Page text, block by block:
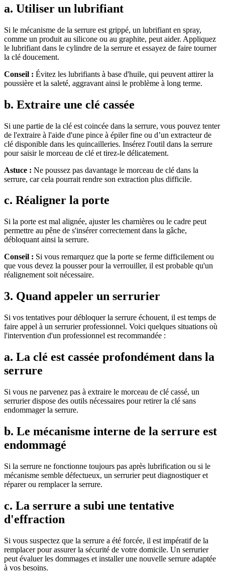
a. Utiliser un lubrifiant
Si le mécanisme de la serrure est grippé, un lubrifiant en spray,
comme un produit au silicone ou au graphite, peut aider. Appliquez
le lubrifiant dans le cylindre de la serrure et essayez de faire tourner
la clé doucement.
Conseil : Évitez les lubrifiants à base d'huile, qui peuvent attirer la
poussière et la saleté, aggravant ainsi le problème à long terme.
b. Extraire une clé cassée
Si une partie de la clé est coincée dans la serrure, vous pouvez tenter
de l'extraire à l'aide d'une pince à épiler fine ou d’un extracteur de
clé disponible dans les quincailleries. Insérez l'outil dans la serrure
pour saisir le morceau de clé et tirez-le délicatement.
Astuce : Ne poussez pas davantage le morceau de clé dans la
serrure, car cela pourrait rendre son extraction plus difficile.
c. Réaligner la porte
Si la porte est mal alignée, ajuster les charnières ou le cadre peut
permettre au pêne de s'insérer correctement dans la gâche,
débloquant ainsi la serrure.
Conseil : Si vous remarquez que la porte se ferme difficilement ou
que vous devez la pousser pour la verrouiller, il est probable qu'un
réalignement soit nécessaire.
3. Quand appeler un serrurier
Si vos tentatives pour débloquer la serrure échouent, il est temps de
faire appel à un serrurier professionnel. Voici quelques situations où
l'intervention d'un professionnel est recommandée :
a. La clé est cassée profondément dans la
serrure
Si vous ne parvenez pas à extraire le morceau de clé cassé, un
serrurier dispose des outils nécessaires pour retirer la clé sans
endommager la serrure.
b. Le mécanisme interne de la serrure est
endommagé
Si la serrure ne fonctionne toujours pas après lubrification ou si le
mécanisme semble défectueux, un serrurier peut diagnostiquer et
réparer ou remplacer la serrure.
c. La serrure a subi une tentative
d'effraction
Si vous suspectez que la serrure a été forcée, il est impératif de la
remplacer pour assurer la sécurité de votre domicile. Un serrurier
peut évaluer les dommages et installer une nouvelle serrure adaptée
à vos besoins.